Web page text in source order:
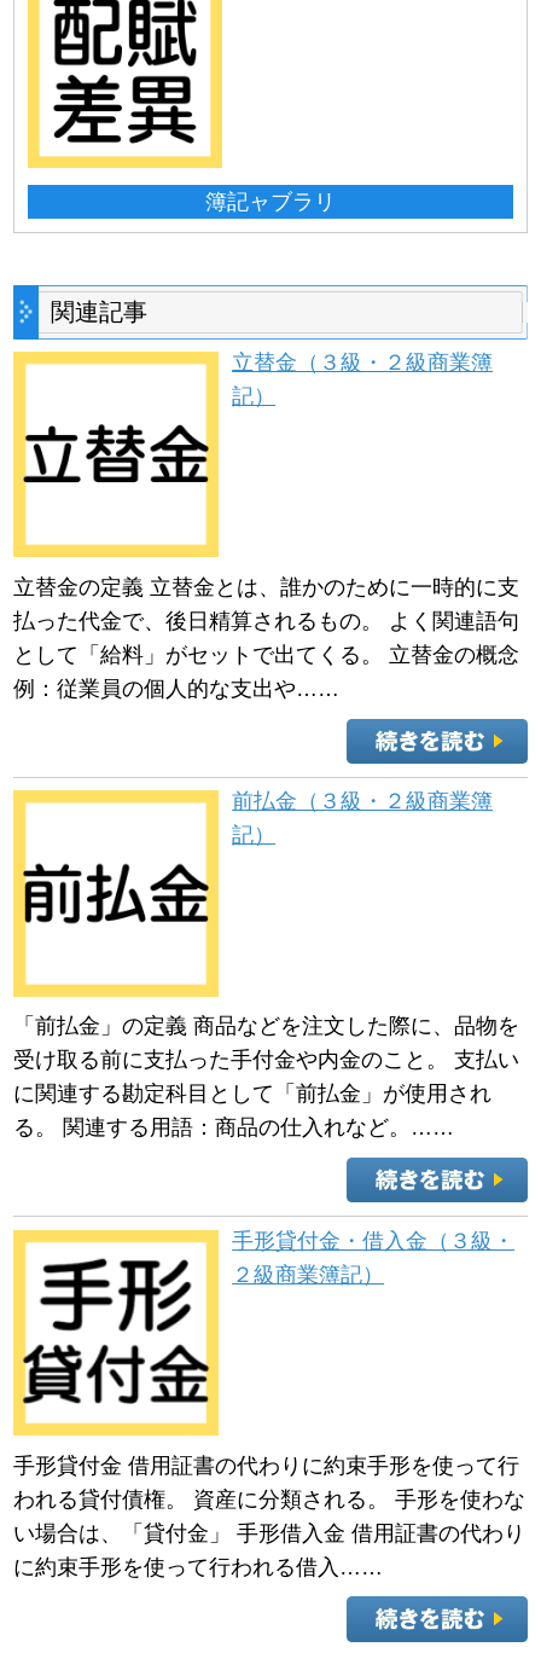
簿記ャブラリ
関連記事
立替金（３級・２級商業簿
記）
立替金の定義 立替金とは、誰かのために一時的に支
払った代金で、後日精算されるもの。 よく関連語句
として「給料」がセットで出てくる。 立替金の概念
例：従業員の個人的な支出や……
前払金（３級・２級商業簿
記）
「前払金」の定義 商品などを注文した際に、品物を
受け取る前に支払った手付金や内金のこと。 支払い
に関連する勘定科目として「前払金」が使用され
る。 関連する用語：商品の仕入れなど。……
手形貸付金・借入金（３級・
２級商業簿記）
手形貸付金 借用証書の代わりに約束手形を使って行
われる貸付債権。 資産に分類される。 手形を使わな
い場合は、「貸付金」 手形借入金 借用証書の代わり
に約束手形を使って行われる借入……